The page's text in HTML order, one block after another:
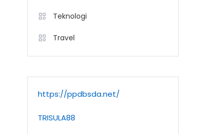
Teknologi
Travel
https://ppdbsda.net/
TRISULA88